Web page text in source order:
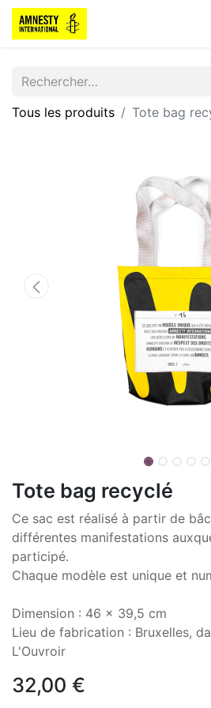
Tous les produits Tote bag
Tote bag recyclé
Ce sac est réalisé à partir de
différentes manifestations
participé.
Chaque modèle est unique et
Dimension : 46 x 39,5 cm
Lieu de fabrication : Bruxelles,
L'Ouvroir
32,00 €